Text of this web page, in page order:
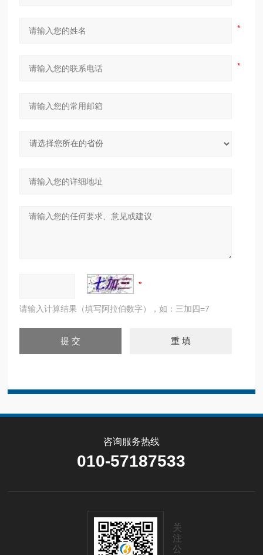
请输入计算结果（填写阿拉伯数字），如：三加四=7
咨询服务热线
010-57187533
关
注
公